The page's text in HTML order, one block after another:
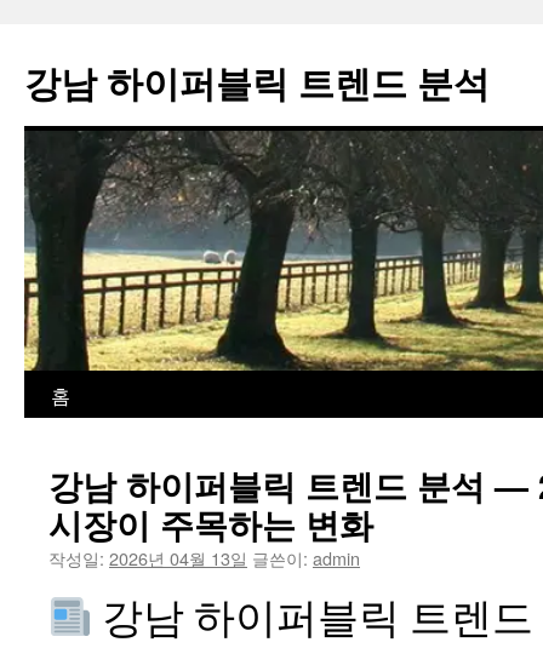
츠
로
뛰
기
강남 하이퍼블릭 트렌드 분석
홈
강남 하이퍼블릭 트렌드 분석 —
시장이 주목하는 변화
작성일: 2026년 04월 13일 글쓴이: admin
강남 하이퍼블릭 트렌